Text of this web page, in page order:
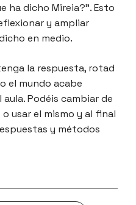
ha dicho Mireia?”. Esto
y ampliar
en medio.
la respuesta, rotad
el mundo acabe
Podéis cambiar de
usar el mismo y al final
y métodos